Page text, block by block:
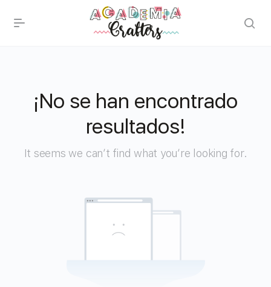
¡No se han encontrado
resultados!
It seems we can’t find what you’re looking for.